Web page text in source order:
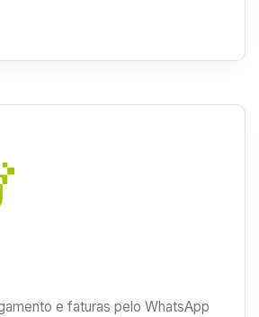
e faturas pelo WhatsApp